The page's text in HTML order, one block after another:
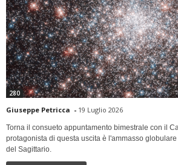
280
Giuseppe Petricca - 19 Luglio 2026
Torna il consueto appuntamento bimestrale con il
protagonista di questa uscita è l'ammasso
del Sagittario.